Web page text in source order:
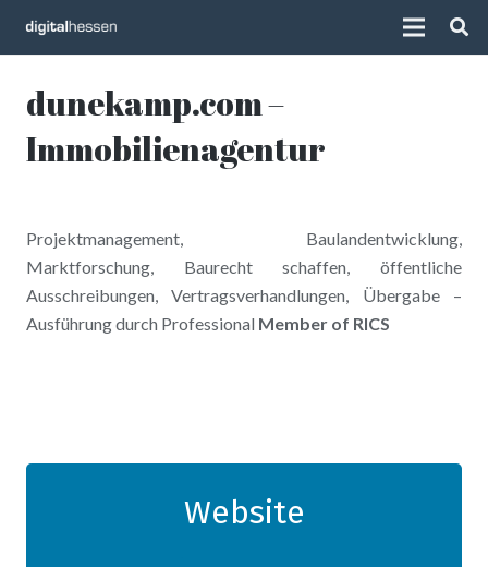
dunekamp.com –
Immobilienagentur
Projektmanagement, Baulandentwicklung,
Marktforschung, Baurecht schaffen, öffentliche
Ausschreibungen, Vertragsverhandlungen, Übergabe –
Ausführung durch Professional Member of RICS
Website